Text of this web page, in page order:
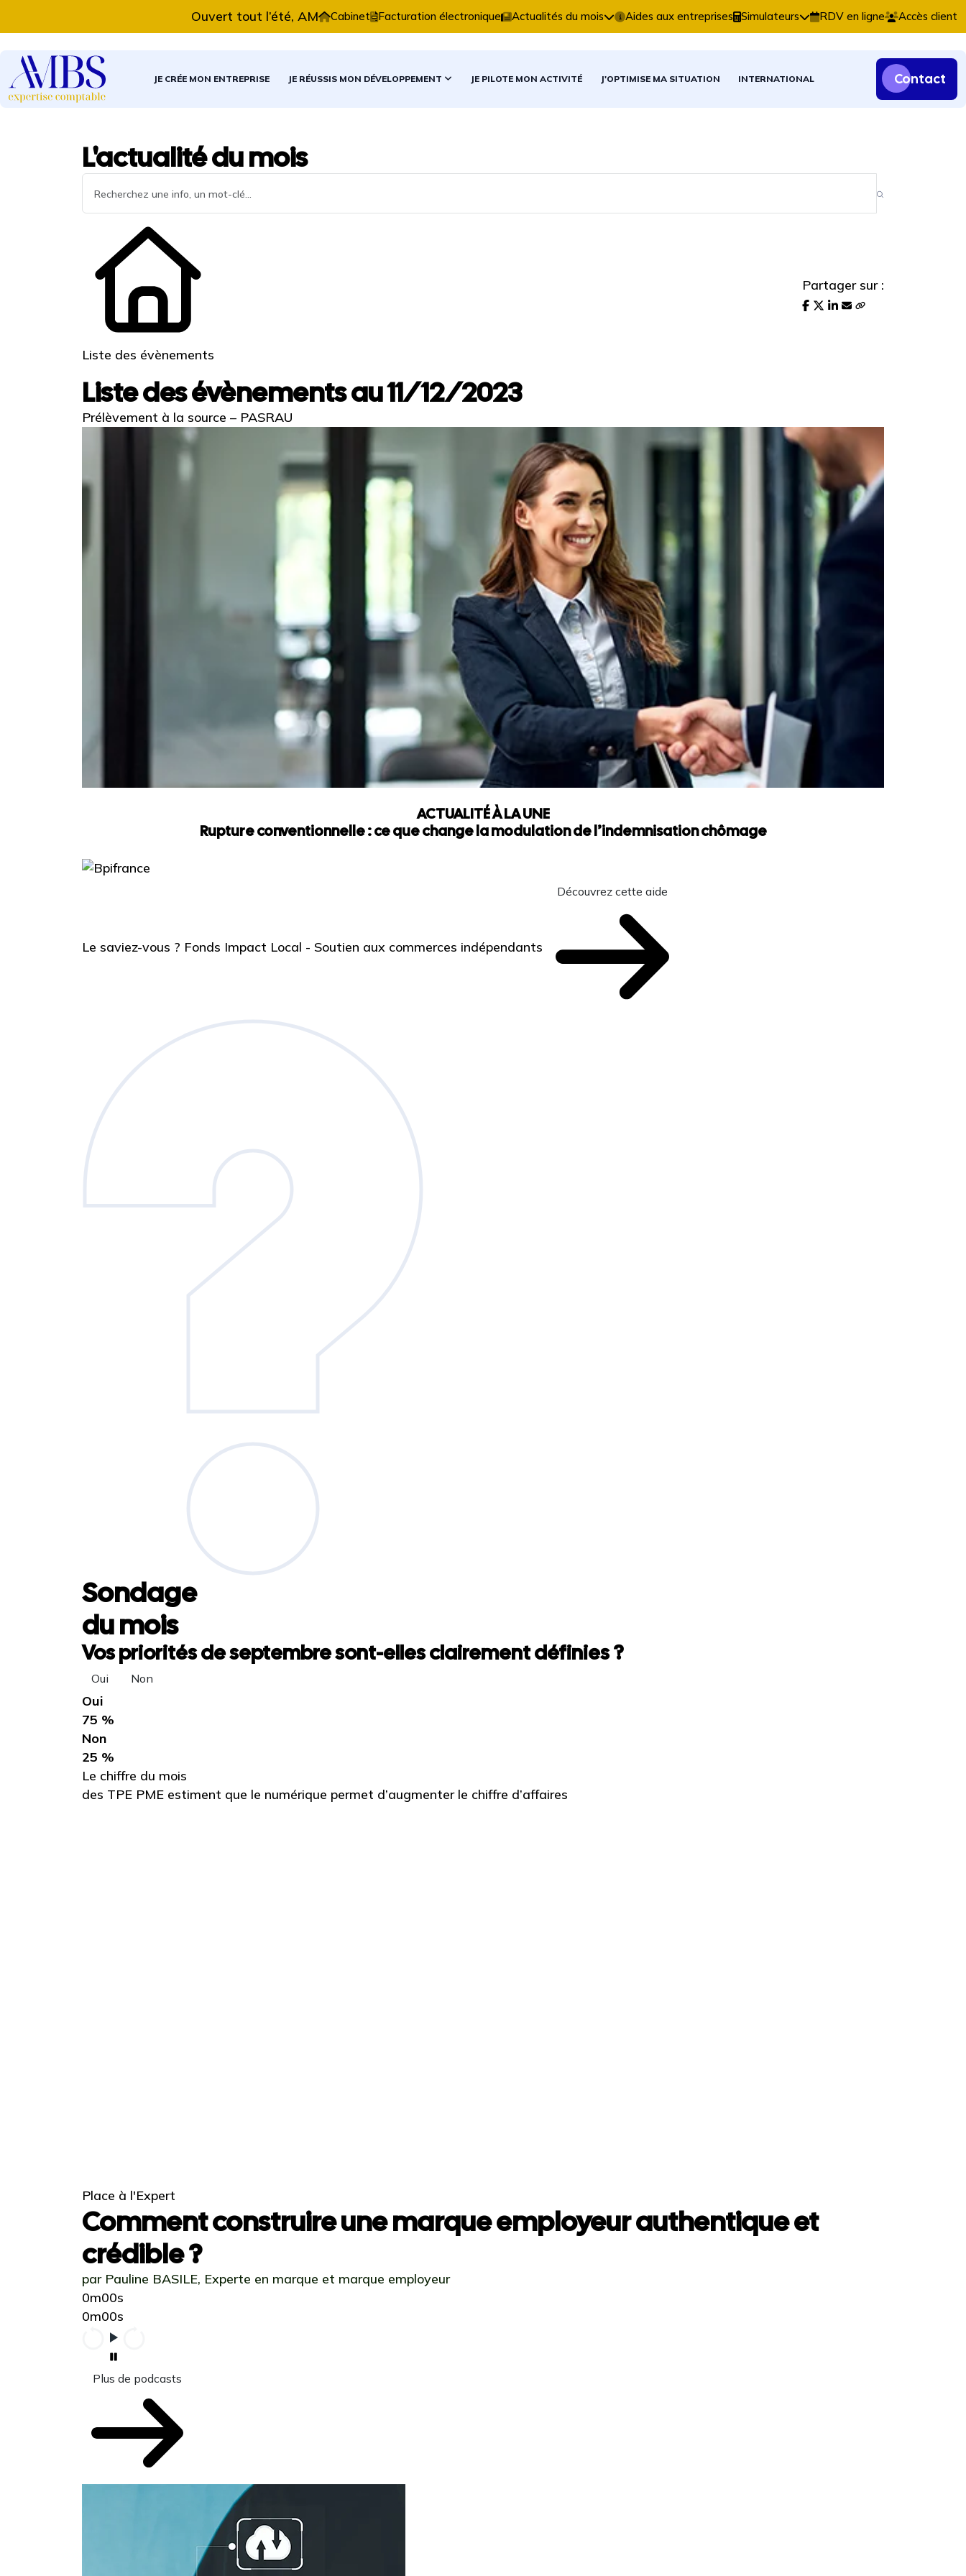
Ouvert tout l’été, AMBS Expertise Comptable vous accompagne dans vos décisions comptables, fiscales et patrimoniales.
Cabinet Facturation électronique Actualités du mois Aides aux entreprises Simulateurs RDV en ligne Accès client
JE CRÉE MON ENTREPRISE JE RÉUSSIS MON DÉVELOPPEMENT JE PILOTE MON ACTIVITÉ J'OPTIMISE MA SITUATION INTERNATIONAL Contact
L'actualité du mois
Liste des évènements
Partager sur :
Liste des évènements au 11/12/2023
Prélèvement à la source – PASRAU
ACTUALITÉ À LA UNE
Rupture conventionnelle : ce que change la modulation de l’indemnisation chômage
Le saviez-vous ? Fonds Impact Local - Soutien aux commerces indépendants
Découvrez cette aide
Sondage
du mois
Vos priorités de septembre sont-elles clairement définies ?
Oui Non
Oui
75 %
Non
25 %
Le chiffre du mois
des TPE PME estiment que le numérique permet d’augmenter le chiffre d’affaires
Place à l'Expert
Comment construire une marque employeur authentique et
crédible ?
par Pauline BASILE, Experte en marque et marque employeur
0m00s
0m00s
Plus de podcasts